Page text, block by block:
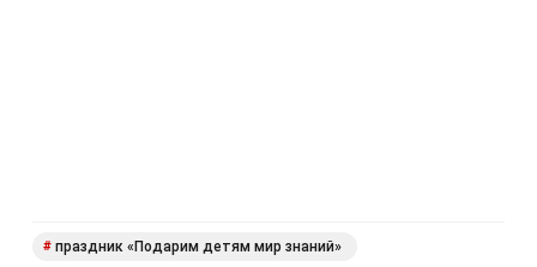
# праздник «Подарим детям мир знаний»